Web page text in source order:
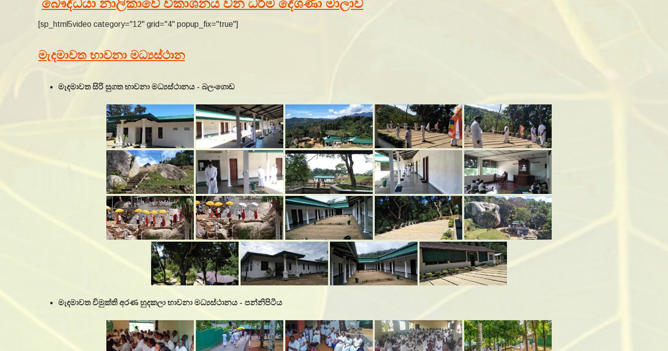
බෞද්ධයා නාලිකාවේ විකාශනය වන ධර්ම දේශණා මාලාව
[sp_html5video category="12" grid="4" popup_fix="true"]
මැදමාවත භාවනා මධ්‍යස්ථාන
මැදමාවත සිරි සුගත භාවනා මධ්‍යස්ථානය - බලංගොඩ
මැදමාවත විමුක්ති අරණ හුදකලා භාවනා මධ්‍යස්ථානය - පන්නිපිටිය